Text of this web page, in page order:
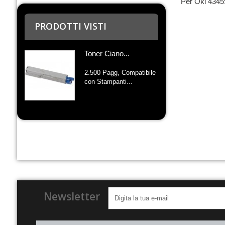
PRODOTTI VISTI
Toner Ciano...
2.500 Pagg, Compatibile
con Stampanti...
Newsletter